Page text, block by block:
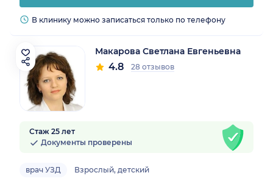
В клинику можно записаться только по телефону
Макарова Светлана Евгеньевна
4.8 28 отзывов
Стаж 25 лет
Документы проверены
врач УЗД Взрослый, детский